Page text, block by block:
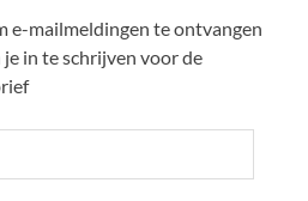
e-mailmeldingen te ontvangen
in te schrijven voor de